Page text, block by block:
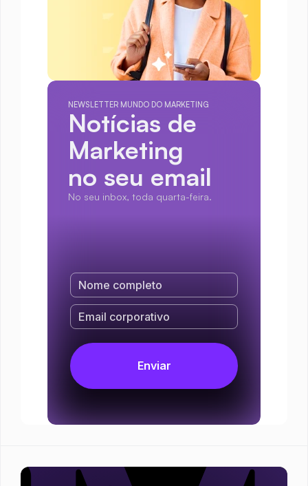
NEWSLETTER MUNDO DO MARKETING
Notícias de
Marketing
no seu email
No seu inbox, toda quarta-feira.